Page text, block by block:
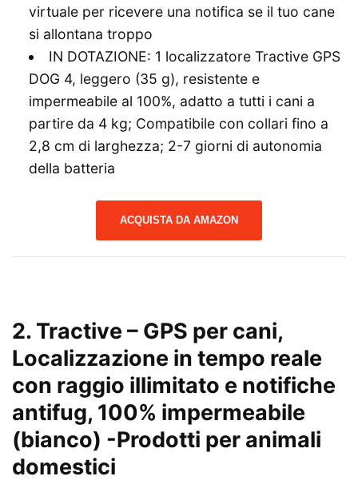
virtuale per ricevere una notifica se il tuo cane
si allontana troppo
IN DOTAZIONE: 1 localizzatore Tractive GPS
DOG 4, leggero (35 g), resistente e
impermeabile al 100%, adatto a tutti i cani a
partire da 4 kg; Compatibile con collari fino a
2,8 cm di larghezza; 2-7 giorni di autonomia
della batteria
ACQUISTA DA AMAZON
2. Tractive – GPS per cani,
Localizzazione in tempo reale
con raggio illimitato e notifiche
antifug, 100% impermeabile
(bianco) -Prodotti per animali
domestici